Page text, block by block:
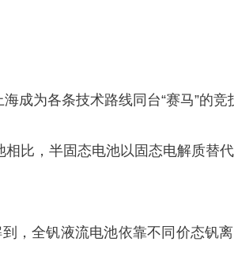
为各条技术路线同台“赛马”的竞
比，半固态电池以固态电解质替
，全钒液流电池依靠不同价态钒